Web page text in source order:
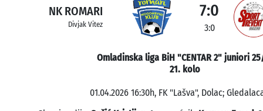
NK ROMARI
Divjak Vitez
7:0
3:0
Omladinska liga BiH "CENTAR 2" juniori
21. kolo
01.04.2026 16:30h, FK "Lašva", Dolac;